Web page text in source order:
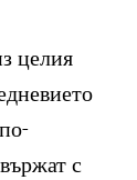
целия
с